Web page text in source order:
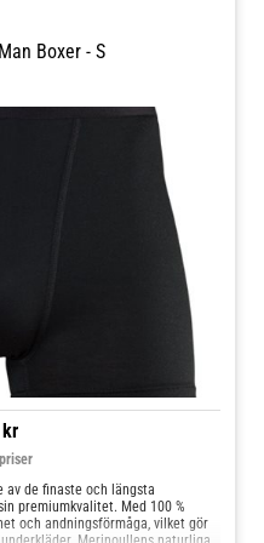
Boxer - S
av de finaste och längsta
premiumkvalitet. Med 100 %
och andningsförmåga, vilket gör